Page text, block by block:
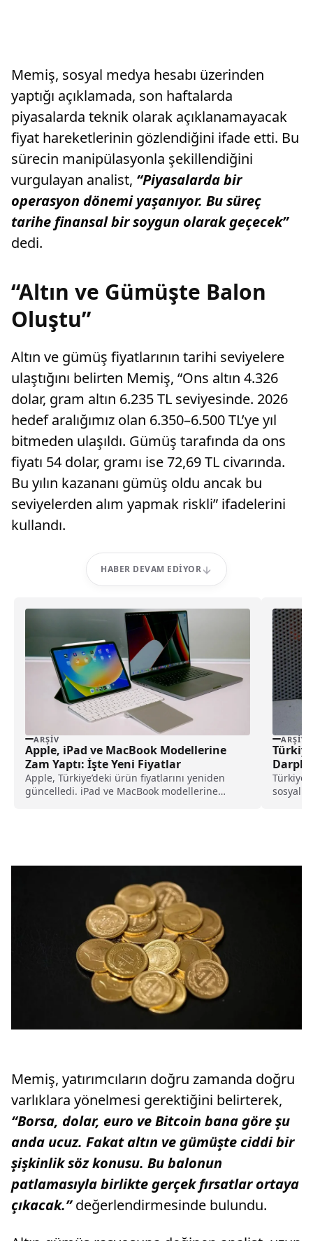
Memiş, sosyal medya hesabı üzerinden
yaptığı açıklamada, son haftalarda
piyasalarda teknik olarak açıklanamayacak
fiyat hareketlerinin gözlendiğini ifade etti. Bu
sürecin manipülasyonla şekillendiğini
vurgulayan analist, “Piyasalarda bir
operasyon dönemi yaşanıyor. Bu süreç
tarihe finansal bir soygun olarak geçecek”
dedi.
“Altın ve Gümüşte Balon
Oluştu”
Altın ve gümüş fiyatlarının tarihi seviyelere
ulaştığını belirten Memiş, “Ons altın 4.326
dolar, gram altın 6.235 TL seviyesinde. 2026
hedef aralığımız olan 6.350–6.500 TL’ye yıl
bitmeden ulaşıldı. Gümüş tarafında da ons
fiyatı 54 dolar, gramı ise 72,69 TL civarında.
Bu yılın kazananı gümüş oldu ancak bu
seviyelerden alım yapmak riskli” ifadelerini
kullandı.
HABER DEVAM EDIYOR
ARŞIV
Apple, iPad ve MacBook Modellerine
Zam Yaptı: İşte Yeni Fiyatlar
Apple, Türkiye’deki ürün fiyatlarını yeniden
güncelledi. iPad ve MacBook modellerine
ARŞIV
sosyal
Memiş, yatırımcıların doğru zamanda doğru
varlıklara yönelmesi gerektiğini belirterek,
“Borsa, dolar, euro ve Bitcoin bana göre şu
anda ucuz. Fakat altın ve gümüşte ciddi bir
şişkinlik söz konusu. Bu balonun
patlamasıyla birlikte gerçek fırsatlar ortaya
çıkacak.”değerlendirmesinde bulundu.